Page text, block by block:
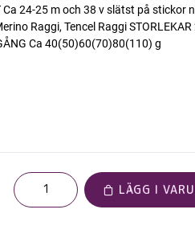
24-25 m och 38 v slätst på stickor
Raggi, Tencel Raggi
Ca 40(50)60(70)80(110) g
LÄGG I